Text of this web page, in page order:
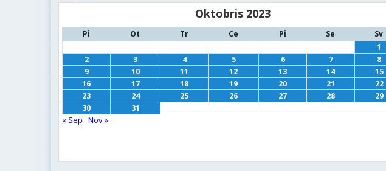
Oktobris 2023
Pi Ot Tr Ce Pi Se
Sv
1
2
3 4 5 6 7
8
9
10 11 12 13 14
15
16
17 18 19 20 21
22
23
24 25 26 27 28
29
30
31
« Sep Nov »